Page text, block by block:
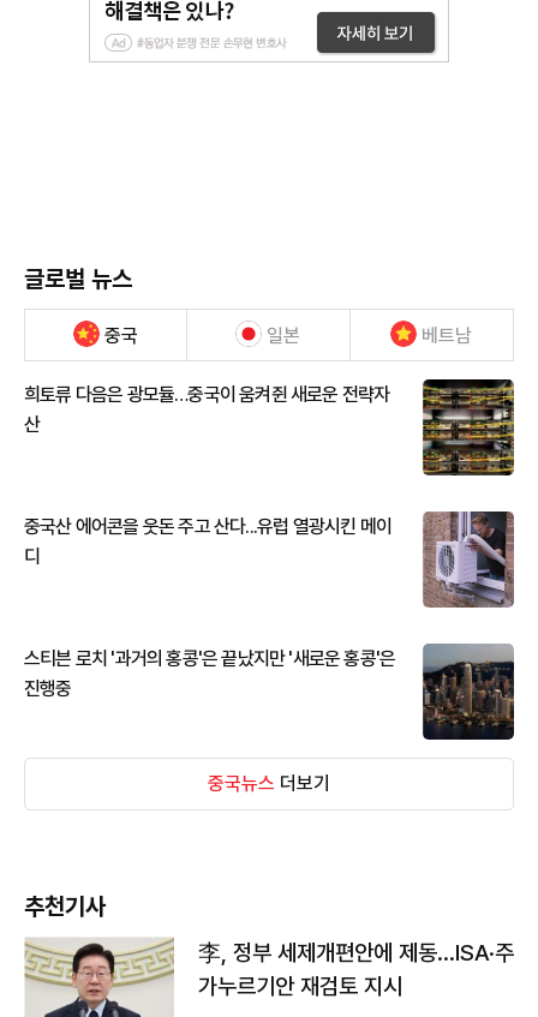
글로벌 뉴스
중국 일본 베트남
희토류 다음은 광모듈…중국이 움켜쥔 새로운 전략자
산
중국산 에어콘을 웃돈 주고 산다...유럽 열광시킨 메이
디
스티븐 로치 '과거의 홍콩'은 끝났지만 '새로운 홍콩'은
진행중
중국뉴스 더보기
추천기사
李, 정부 세제개편안에 제동…ISA·주
가누르기안 재검토 지시